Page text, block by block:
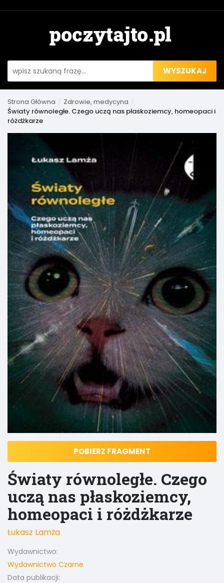
WYSZUKAJ
Strona Główna
Zdrowie, medycyna
Światy równoległe. Czego uczą nas płaskoziemcy, homeopaci i
różdżkarze
POBIERZ FRAGMENT
Światy równoległe. Czego
uczą nas płaskoziemcy,
homeopaci i różdżkarze
Łukasz Lamża
Wydawnictwo:
Wydawnictwo Czarne
Data publikacji: